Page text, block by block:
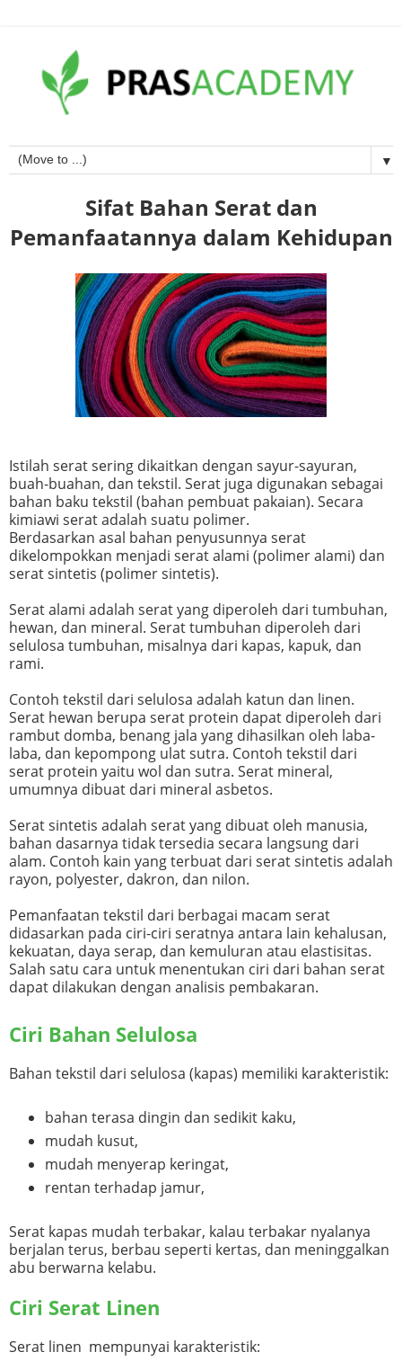
▼
Sifat Bahan Serat dan
Pemanfaatannya dalam Kehidupan
Istilah serat sering dikaitkan dengan sayur-sayuran,
buah-buahan, dan tekstil. Serat juga digunakan sebagai
bahan baku tekstil (bahan pembuat pakaian). Secara
kimiawi serat adalah suatu polimer.
Berdasarkan asal bahan penyusunnya serat
dikelompokkan menjadi serat alami (polimer alami) dan
serat sintetis (polimer sintetis).
Serat alami adalah serat yang diperoleh dari tumbuhan,
hewan, dan mineral. Serat tumbuhan diperoleh dari
selulosa tumbuhan, misalnya dari kapas, kapuk, dan
rami.
Contoh tekstil dari selulosa adalah katun dan linen.
Serat hewan berupa serat protein dapat diperoleh dari
rambut domba, benang jala yang dihasilkan oleh laba-
laba, dan kepompong ulat sutra. Contoh tekstil dari
serat protein yaitu wol dan sutra. Serat mineral,
umumnya dibuat dari mineral asbetos.
Serat sintetis adalah serat yang dibuat oleh manusia,
bahan dasarnya tidak tersedia secara langsung dari
alam. Contoh kain yang terbuat dari serat sintetis adalah
rayon, polyester, dakron, dan nilon.
Pemanfaatan tekstil dari berbagai macam serat
didasarkan pada ciri-ciri seratnya antara lain kehalusan,
kekuatan, daya serap, dan kemuluran atau elastisitas.
Salah satu cara untuk menentukan ciri dari bahan serat
dapat dilakukan dengan analisis pembakaran.
Ciri Bahan Selulosa
Bahan tekstil dari selulosa (kapas) memiliki karakteristik:
bahan terasa dingin dan sedikit kaku,
mudah kusut,
mudah menyerap keringat,
rentan terhadap jamur,
Serat kapas mudah terbakar, kalau terbakar nyalanya
berjalan terus, berbau seperti kertas, dan meninggalkan
abu berwarna kelabu.
Ciri Serat Linen
Serat linen mempunyai karakteristik: